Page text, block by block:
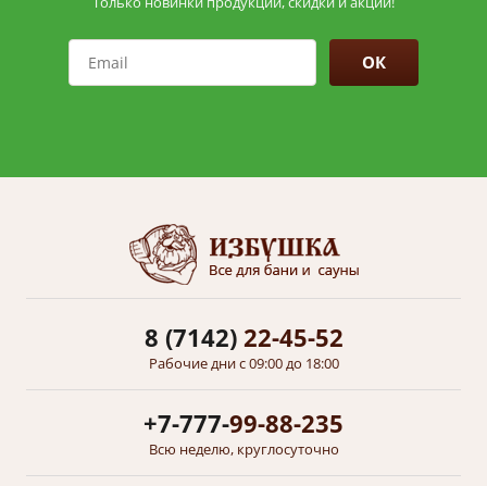
ОК
8 (7142)22-45-52
Рабочие дни с 09:00 до 18:00
+7-777-99-88-235
Всю неделю, круглосуточно